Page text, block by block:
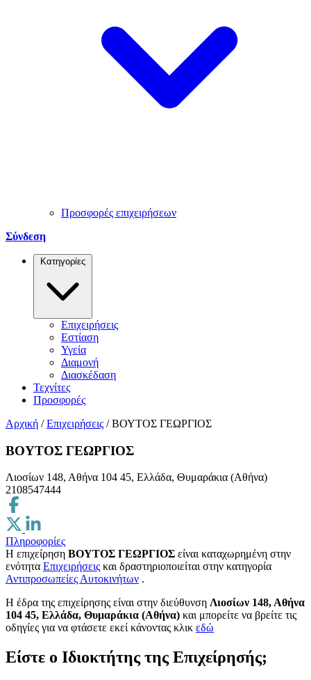
Προσφορές επιχειρήσεων
Σύνδεση
Κατηγορίες
Επιχειρήσεις
Εστίαση
Υγεία
Διαμονή
Διασκέδαση
Τεχνίτες
Προσφορές
Αρχική / Επιχειρήσεις / ΒΟΥΤΟΣ ΓΕΩΡΓΙΟΣ
ΒΟΥΤΟΣ ΓΕΩΡΓΙΟΣ
Λιοσίων 148, Αθήνα 104 45, Ελλάδα, Θυμαράκια (Αθήνα)
2108547444
Πληροφορίες
Η επιχείρηση ΒΟΥΤΟΣ ΓΕΩΡΓΙΟΣ είναι καταχωρημένη στην
ενότητα Επιχειρήσεις και δραστηριοποιείται στην κατηγορία
Αντιπροσωπείες Αυτοκινήτων .
H έδρα της επιχείρησης είναι στην διεύθυνση Λιοσίων 148, Αθήνα
104 45, Ελλάδα, Θυμαράκια (Αθήνα) και μπορείτε να βρείτε τις
οδηγίες για να φτάσετε εκεί κάνοντας κλικ εδώ
Είστε ο Ιδιοκτήτης της Επιχείρησής;